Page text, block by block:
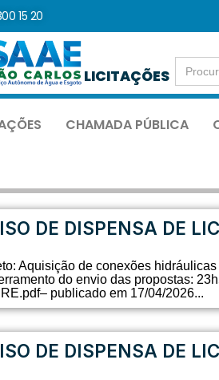
15 20
LICITAÇÕES
Search
for:
CHAMADA PÚBLICA
DE DISPENSA DE
Aquisição de conexões
do envio das propostas:
publicado em 17/04/2026...
DE DISPENSA DE